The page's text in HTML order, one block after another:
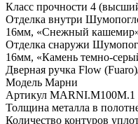
Класс прочности 4
Отделка внутри
16мм, «Снежный
Отделка снаружи
16мм, «Камень темно-
Дверная ручка Flow
Модель Марни
Артикул MARNI.M100M.1
Толщина металла в
Количество контуров